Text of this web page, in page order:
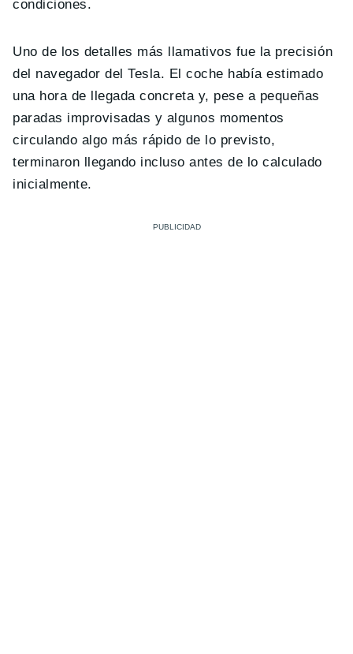
condiciones.
Uno de los detalles más llamativos fue la precisión
del navegador del Tesla. El coche había estimado
una hora de llegada concreta y, pese a pequeñas
paradas improvisadas y algunos momentos
circulando algo más rápido de lo previsto,
terminaron llegando incluso antes de lo calculado
inicialmente.